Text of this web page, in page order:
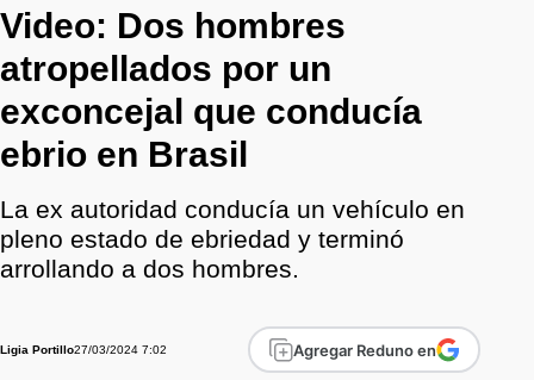
Video: Dos hombres
atropellados por un
exconcejal que conducía
ebrio en Brasil
La ex autoridad conducía un vehículo en
pleno estado de ebriedad y terminó
arrollando a dos hombres.
Ligia Portillo27/03/2024 7:02 Agregar Reduno en